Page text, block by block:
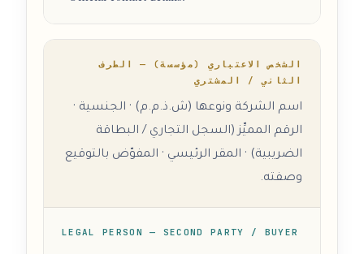
الشخص الاعتباري (مؤسسة) — الطرف
الثاني / المشتري
اسم الشركة ونوعها (ش.ذ.م.م) · الجنسية ·
الرقم المميِّز (السجل التجاري / البطاقة
الضريبية) · المقر الرئيسي · المفوّض بالتوقيع
وصفته.
LEGAL PERSON — SECOND PARTY / BUYER